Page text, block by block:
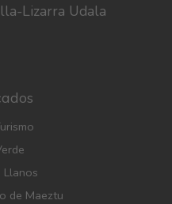
Lizarra Udala
Llanos
de Maeztu